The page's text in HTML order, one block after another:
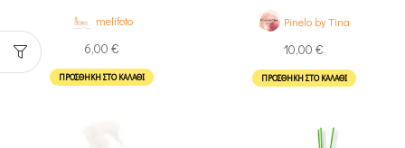
melifoto
6,00 €
ΠΡΟΣΘΉΚΗ ΣΤΟ ΚΑΛΆΘΙ
Pinelo by Tina
10,00 €
ΠΡΟΣΘΉΚΗ ΣΤΟ ΚΑΛΆΘΙ